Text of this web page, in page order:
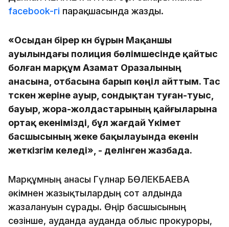
facebook-гі парақшасында жазды.
«Осыдан бірер күн бұрын Мақаншы
ауылындағы полиция бөлімшесінде қайтыс
болған марқұм Азамат Оразалының
анасына, отбасына барып көңіл айттым. Тас
түскен жеріне ауыр, сондықтан туған-туыс,
бауыр, жора-жолдастарының қайғыларына
ортақ екенімізді, бұл жағдай Үкімет
басшысының жеке бақылауында екенін
жеткізгім келеді», - делінген жазбада.
Марқұмның анасы Гүлнар БӨЛЕКБАЕВА
әкімнен жазықтылардың сот алдында
жазалануын сұрады. Өңір басшысының
сөзінше, ауданда ауданда облыс прокуроры,